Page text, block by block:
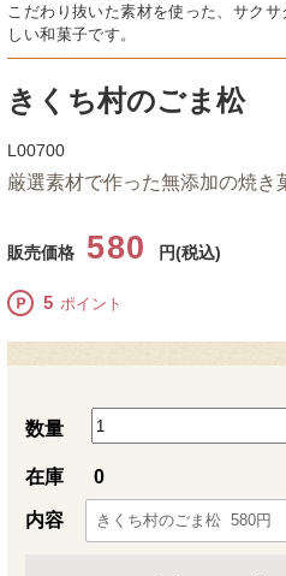
こだわり抜いた素材を使った、サク
しい和菓子です。
きくち村のごま松
L00700
厳選素材で作った無添加の焼き
販売価格 580 円(税込)
5 ポイント
数量
在庫 0
内容